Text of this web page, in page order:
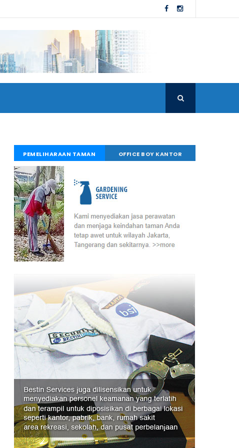
PEMELIHARAAN TAMAN OFFICE BOY KANTOR